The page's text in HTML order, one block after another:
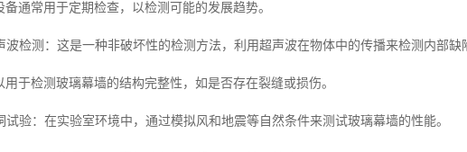
备通常用于定期检查，以检测可能的发展趋势。
波检测：这是一种非破坏性的检测方法，利用超声波在物体中的传播来检测内部缺
用于检测玻璃幕墙的结构完整性，如是否存在裂缝或损伤。
试验：在实验室环境中，通过模拟风和地震等自然条件来测试玻璃幕墙的性能。